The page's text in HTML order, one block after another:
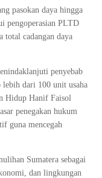
pasokan daya hingga
pengoperasian PLTD
total cadangan daya
penyebab
lebih dari 100 unit usaha
Hidup Hanif Faisol
penegakan hukum
guna mencegah
Sumatera sebagai
dan lingkungan